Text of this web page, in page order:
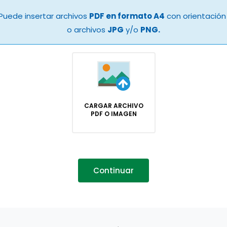
insertar archivos PDF en formato A4 con
o archivos JPG y/o PNG.
CARGAR ARCHIVO
PDF O IMAGEN
Continuar